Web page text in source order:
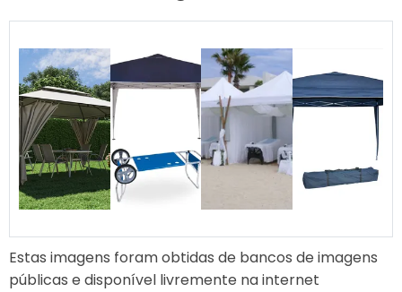
Estas imagens foram obtidas de bancos de imagens
públicas e disponível livremente na internet